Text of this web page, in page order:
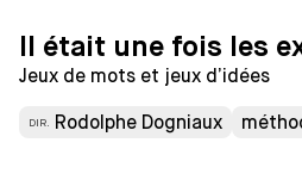
Il était une fois les
Jeux de mots et jeux d’idées
DIR. Rodolphe Dogniaux